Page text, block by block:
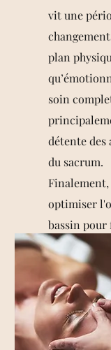
vit une
plan
soin
détente
du sacrum.
optimiser
bassin